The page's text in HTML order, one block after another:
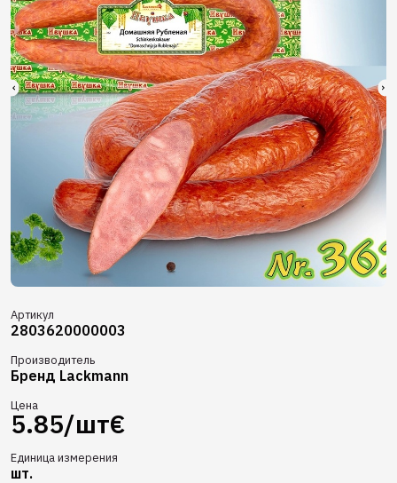
Артикул
2803620000003
Производитель
Бренд Lackmann
Цена
5.85/шт€
Единица измерения
шт.